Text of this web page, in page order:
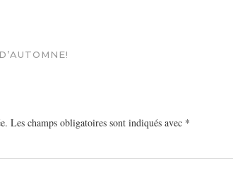
Les champs obligatoires sont indiqués avec *